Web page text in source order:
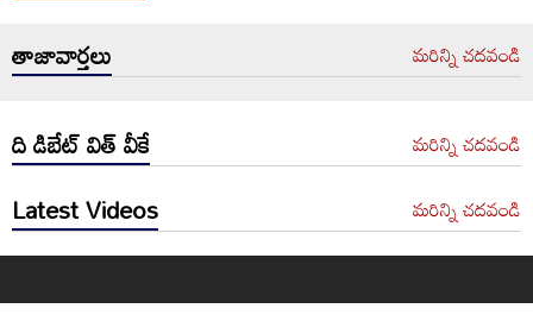
తాజావార్తలు మరిన్ని చదవండి
ది డిబేట్ విత్ వీకే మరిన్ని చదవండి
Latest Videos మరిన్ని చదవండి